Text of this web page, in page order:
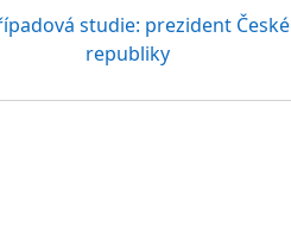
studie: prezident České
republiky